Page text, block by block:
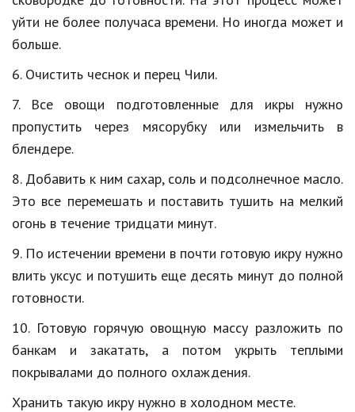
уйти не более получаса времени. Но иногда может и
больше.
6. Очистить чеснок и перец Чили.
7. Все овощи подготовленные для икры нужно
пропустить через мясорубку или измельчить в
блендере.
8. Добавить к ним сахар, соль и подсолнечное масло.
Это все перемешать и поставить тушить на мелкий
огонь в течение тридцати минут.
9. По истечении времени в почти готовую икру нужно
влить уксус и потушить еще десять минут до полной
готовности.
10. Готовую горячую овощную массу разложить по
банкам и закатать, а потом укрыть теплыми
покрывалами до полного охлаждения.
Хранить такую икру нужно в холодном месте.